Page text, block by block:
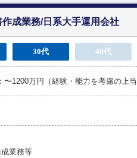
成業務/日系大手運用会社
30代 40代
〜1200万円（経験・能力を考慮の上当
業務等